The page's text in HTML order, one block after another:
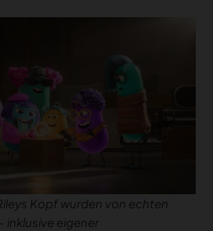
Kopf wurden von echten
inklusive eigener